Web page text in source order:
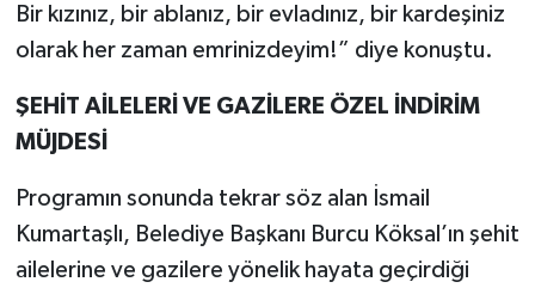
Bir kızınız, bir ablanız, bir evladınız, bir kardeşiniz
olarak her zaman emrinizdeyim!” diye konuştu.
ŞEHİT AİLELERİ VE GAZİLERE ÖZEL İNDİRİM
MÜJDESİ
Programın sonunda tekrar söz alan İsmail
Kumartaşlı, Belediye Başkanı Burcu Köksal’ın şehit
ailelerine ve gazilere yönelik hayata geçirdiği